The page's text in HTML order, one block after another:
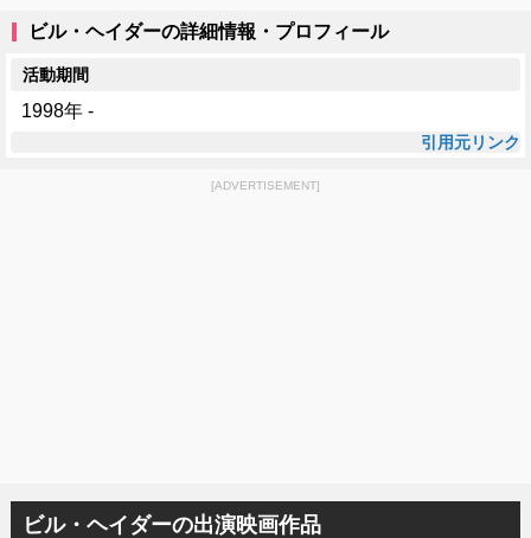
ビル・ヘイダーの詳細情報・プロフィール
活動期間
1998年 -
引用元リンク
[ADVERTISEMENT]
ビル・ヘイダーの出演映画作品